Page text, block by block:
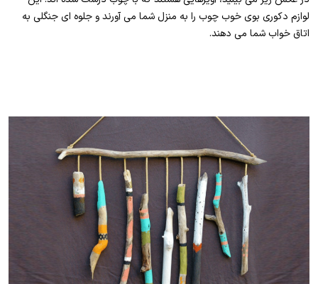
لوازم دکوری بوی خوب چوب را به منزل شما می آورند و جلوه ای جنگلی به
اتاق خواب شما می دهند.